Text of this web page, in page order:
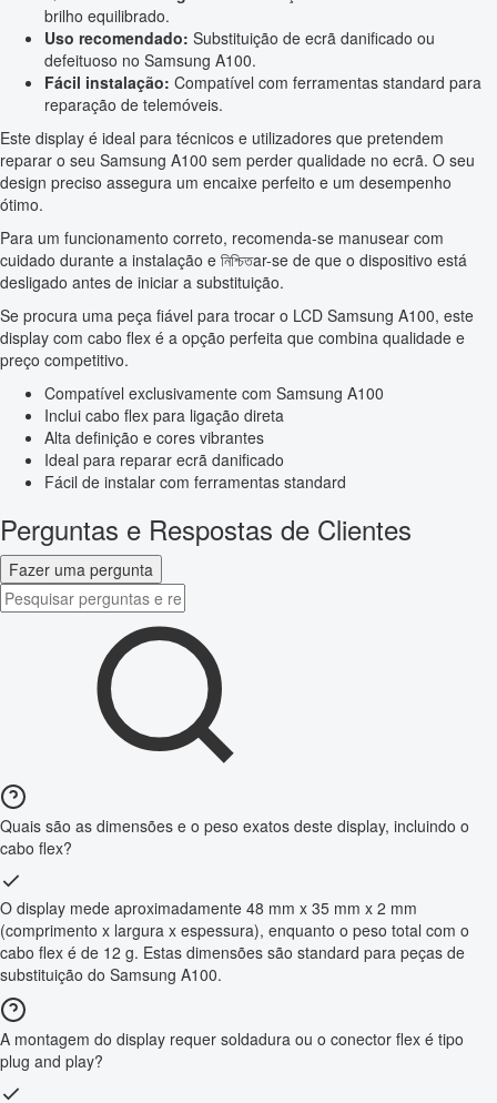
brilho equilibrado.
Uso recomendado: Substituição de ecrã danificado ou
defeituoso no Samsung A100.
Fácil instalação: Compatível com ferramentas standard para
reparação de telemóveis.
Este display é ideal para técnicos e utilizadores que pretendem
reparar o seu Samsung A100 sem perder qualidade no ecrã. O seu
design preciso assegura um encaixe perfeito e um desempenho
ótimo.
Para um funcionamento correto, recomenda-se manusear com
cuidado durante a instalação e নিশ্চিতar-se de que o dispositivo está
desligado antes de iniciar a substituição.
Se procura uma peça fiável para trocar o LCD Samsung A100, este
display com cabo flex é a opção perfeita que combina qualidade e
preço competitivo.
Compatível exclusivamente com Samsung A100
Inclui cabo flex para ligação direta
Alta definição e cores vibrantes
Ideal para reparar ecrã danificado
Fácil de instalar com ferramentas standard
Perguntas e Respostas de Clientes
Fazer uma pergunta
Quais são as dimensões e o peso exatos deste display, incluindo o
cabo flex?
O display mede aproximadamente 48 mm x 35 mm x 2 mm
(comprimento x largura x espessura), enquanto o peso total com o
cabo flex é de 12 g. Estas dimensões são standard para peças de
substituição do Samsung A100.
A montagem do display requer soldadura ou o conector flex é tipo
plug and play?